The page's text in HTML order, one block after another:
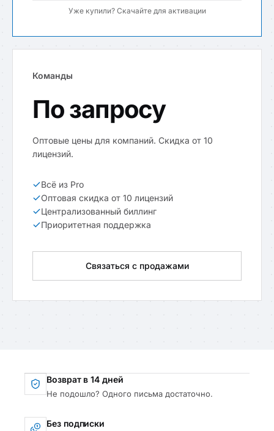
Уже купили? Скачайте для активации
Команды
По запросу
Оптовые цены для компаний. Скидка от 10
лицензий.
Всё из Pro
Оптовая скидка от 10 лицензий
Централизованный биллинг
Приоритетная поддержка
Связаться с продажами
Возврат в 14 дней
Не подошло? Одного письма достаточно.
Без подписки